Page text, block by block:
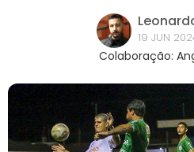
19 JUN
Colaboração: